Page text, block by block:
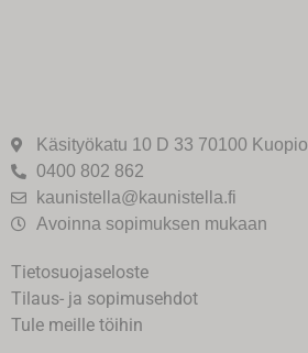
Käsityökatu 10 D 33 70100 Kuopio
0400 802 862
kaunistella@kaunistella.fi
Avoinna sopimuksen mukaan
Tietosuojaseloste
Tilaus- ja sopimusehdot
Tule meille töihin